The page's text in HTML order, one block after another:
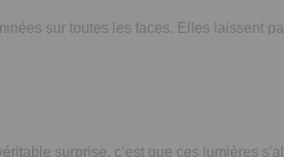
sur toutes les faces. Elles laissent
surprise, c’est que ces lumières